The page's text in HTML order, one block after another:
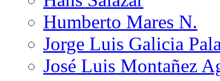
Humberto Mares N.
Jorge Luis Galicia
José Luis Montañez